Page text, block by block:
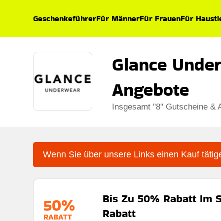
GeschenkeführerFür MännerFür FrauenFür
Glance
Angebote
Insgesamt "8" Gutscheine &
Wenn Sie über unsere Links einen Kauf
50%
RABATT
Bis Zu 50% Rabatt Im
Rabatt